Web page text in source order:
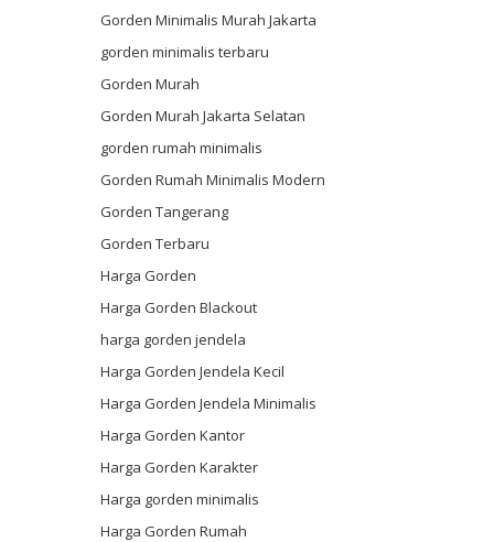
Gorden Minimalis Murah Jakarta
gorden minimalis terbaru
Gorden Murah
Gorden Murah Jakarta Selatan
gorden rumah minimalis
Gorden Rumah Minimalis Modern
Gorden Tangerang
Gorden Terbaru
Harga Gorden
Harga Gorden Blackout
harga gorden jendela
Harga Gorden Jendela Kecil
Harga Gorden Jendela Minimalis
Harga Gorden Kantor
Harga Gorden Karakter
Harga gorden minimalis
Harga Gorden Rumah